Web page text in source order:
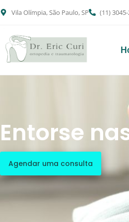
Ir
conteúdo
Vila Olímpia, São Paulo, SP (11)
Entorse
Agendar uma consulta